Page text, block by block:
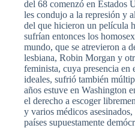
del 68 comenzó en Estados
les condujo a la represión y
del que hicieron un película
sufrían entonces los
mundo, que se atrevieron a
lesbiana, Robin Morgan y
feminista, cuya presencia en
ideales, sufrió también
años estuve en Washington
el derecho a escoger
y varios médicos
países supuestamente